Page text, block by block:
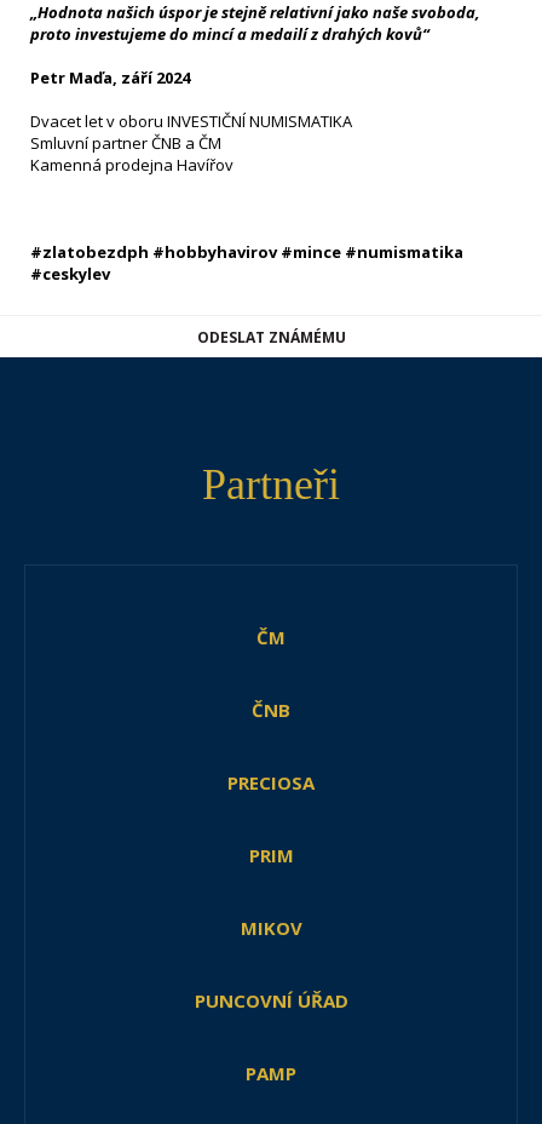
„Hodnota našich úspor je stejně relativní jako naše svoboda,
proto investujeme do mincí a medailí z drahých kovů“
Petr Maďa, září 2024
Dvacet let v oboru INVESTIČNÍ NUMISMATIKA
Smluvní partner ČNB a ČM
Kamenná prodejna Havířov
#zlatobezdph #hobbyhavirov #mince #numismatika
#ceskylev
ODESLAT ZNÁMÉMU
Partneři
ČM
ČNB
PRECIOSA
PRIM
MIKOV
PUNCOVNÍ ÚŘAD
PAMP